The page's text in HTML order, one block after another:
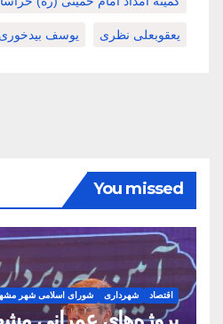
یعقوبعلی نظری یوسف بیدخوری
You missed
اقتصاد شهرداری شورای اسلامی شهر